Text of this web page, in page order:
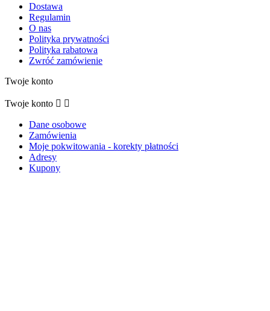
Dostawa
Regulamin
O nas
Polityka prywatności
Polityka rabatowa
Zwróć zamówienie
Twoje konto
Twoje konto  
Dane osobowe
Zamówienia
Moje pokwitowania - korekty płatności
Adresy
Kupony